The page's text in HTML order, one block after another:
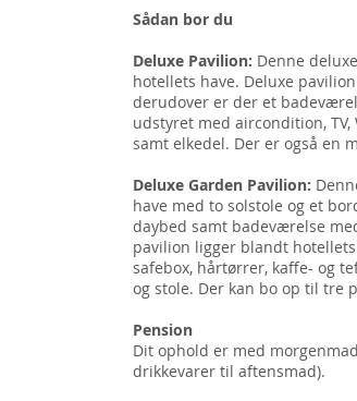
Sådan bor du
Deluxe Pavilion: Denne
hotellets have. Deluxe
derudover er der et
udstyret med aircondition,
samt elkedel. Der er også en
Deluxe Garden Pavilion:
have med to solstole og et
daybed samt badeværelse
pavilion ligger blandt
safebox, hårtørrer, kaffe- og
og stole. Der kan bo op til tre
Pension
Dit ophold er med
drikkevarer til aftensmad).